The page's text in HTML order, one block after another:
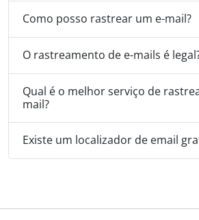
Como posso rastrear um e-mail?
O rastreamento de e-mails é
Qual é o melhor serviço de
mail?
Existe um localizador de email